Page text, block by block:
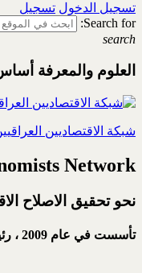
تسجيل الدخول تسجيل
Search for:
search
العلوم والمعرفة
شبكة الاقتصاديين
Network
نحو تحقيق الاصلاح
تأسست في عام 2009 ،